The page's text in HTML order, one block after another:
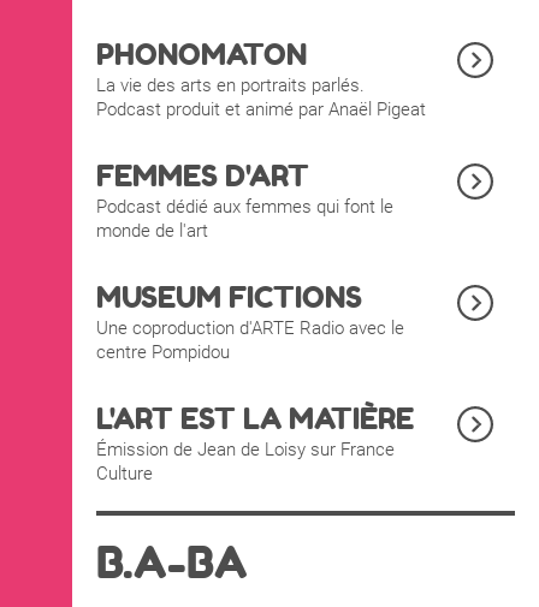
PHONOMATON
La vie des arts en portraits parlés.
Podcast produit et animé par Anaël Pigeat
FEMMES D'ART
Podcast dédié aux femmes qui font le
monde de l'art
MUSEUM FICTIONS
Une coproduction d'ARTE Radio avec le
centre Pompidou
L'ART EST LA MATIÈRE
Émission de Jean de Loisy sur France
Culture
B.A-BA